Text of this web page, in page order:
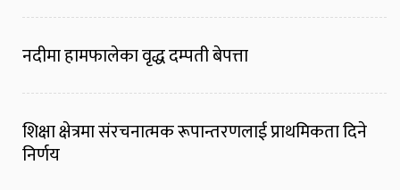
नदीमा हामफालेका वृद्ध दम्पती बेपत्ता
शिक्षा क्षेत्रमा संरचनात्मक रूपान्तरणलाई प्राथमिकता दिने
निर्णय